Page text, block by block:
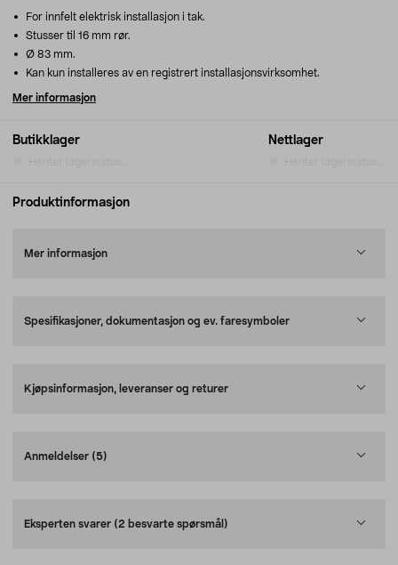
Butikklager Nettlager
For innfelt elektrisk installasjon i tak.
Stusser til 16 mm rør.
Ø 83 mm.
Kan kun installeres av en registrert installasjonsvirksomhet.
Mer informasjon
Produktinformasjon
Mer informasjon
Spesifikasjoner, dokumentasjon og ev. faresymboler
Kjøpsinformasjon, leveranser og returer
Anmeldelser (5)
Eksperten svarer (2 besvarte spørsmål)